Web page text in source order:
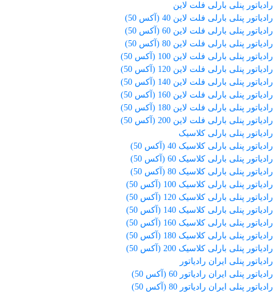
رادیاتور پنلی بارلی فلت لاین
رادیاتور پنلی بارلی فلت لاین 40 (آکس 50)
رادیاتور پنلی بارلی فلت لاین 60 (آکس 50)
رادیاتور پنلی بارلی فلت لاین 80 (آکس 50)
رادیاتور پنلی بارلی فلت لاین 100 (آکس 50)
رادیاتور پنلی بارلی فلت لاین 120 (آکس 50)
رادیاتور پنلی بارلی فلت لاین 140 (آکس 50)
رادیاتور پنلی بارلی فلت لاین 160 (آکس 50)
رادیاتور پنلی بارلی فلت لاین 180 (آکس 50)
رادیاتور پنلی بارلی فلت لاین 200 (آکس 50)
رادیاتور پنلی بارلی کلاسیک
رادیاتور پنلی بارلی کلاسیک 40 (آکس 50)
رادیاتور پنلی بارلی کلاسیک 60 (آکس 50)
رادیاتور پنلی بارلی کلاسیک 80 (آکس 50)
رادیاتور پنلی بارلی کلاسیک 100 (آکس 50)
رادیاتور پنلی بارلی کلاسیک 120 (آکس 50)
رادیاتور پنلی بارلی کلاسیک 140 (آکس 50)
رادیاتور پنلی بارلی کلاسیک 160 (آکس 50)
رادیاتور پنلی بارلی کلاسیک 180 (آکس 50)
رادیاتور پنلی بارلی کلاسیک 200 (آکس 50)
رادیاتور پنلی ایران رادیاتور
رادیاتور پنلی ایران رادیاتور 60 (آکس 50)
رادیاتور پنلی ایران رادیاتور 80 (آکس 50)